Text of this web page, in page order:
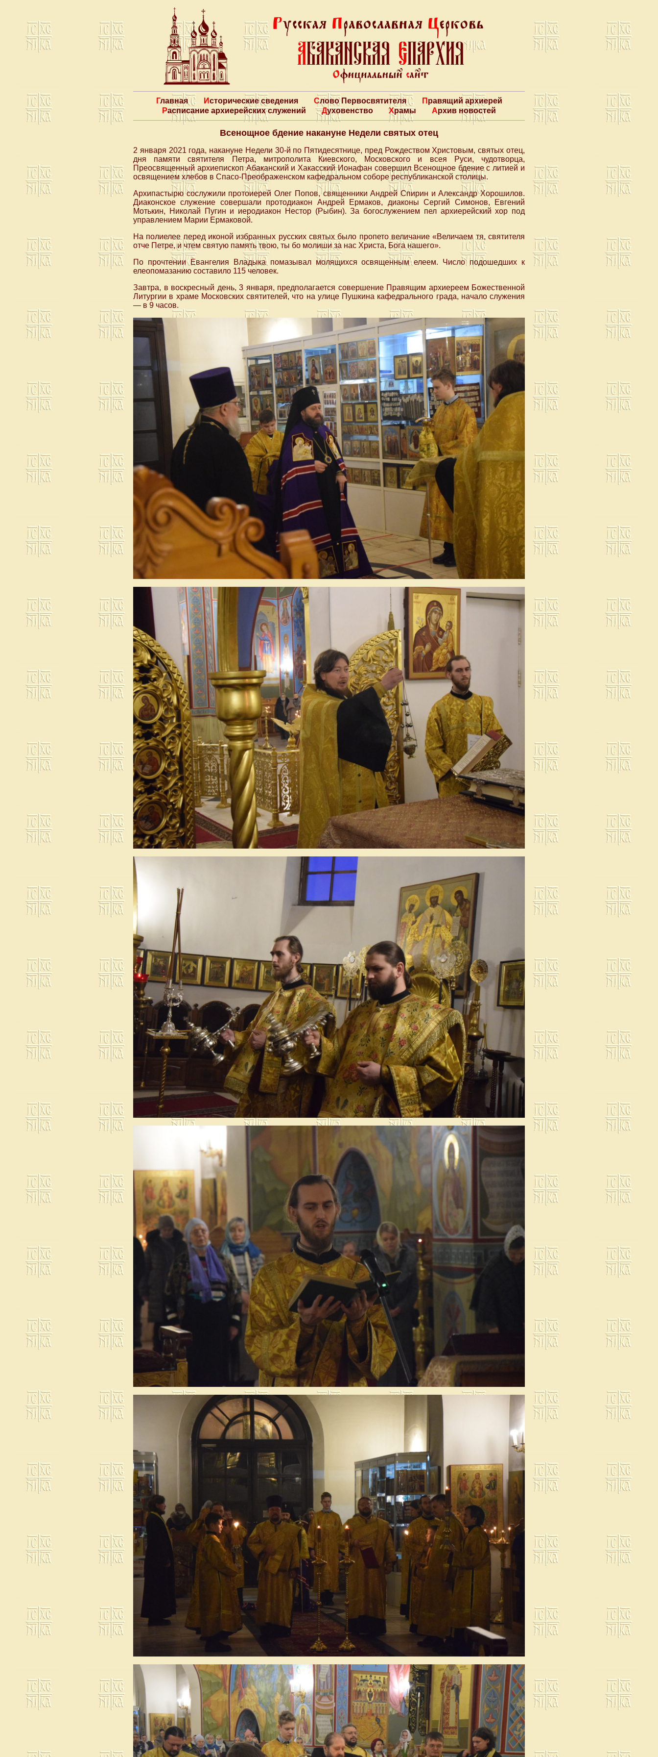
Главная Исторические сведения Слово Первосвятителя
Правящий архиерей
Расписание архиерейских служений
Духовенство Храмы Архив новостей
Всенощное бдение накануне Недели святых отец
2 января 2021 года, накануне Недели 30-й по Пятидесятнице, пред Рождеством Христовым, святых отец,
дня памяти святителя Петра, митрополита Киевского, Московского и всея Руси, чудотворца,
Преосвященный архиепископ Абаканский и Хакасский Ионафан совершил Всенощное бдение с литией и
освящением хлебов в Спасо-Преображенском кафедральном соборе республиканской столицы.
Архипастырю сослужили протоиерей Олег Попов, священники Андрей Спирин и Александр Хорошилов.
Диаконское служение совершали протодиакон Андрей Ермаков, диаконы Сергий Симонов, Евгений
Мотькин, Николай Пугин и иеродиакон Нестор (Рыбин). За богослужением пел архиерейский хор под
управлением Марии Ермаковой.
На полиелее перед иконой избранных русских святых было пропето величание «Величаем тя, святителя
отче Петре, и чтем святую память твою, ты бо молиши за нас Христа, Бога нашего».
По прочтении Евангелия Владыка помазывал молящихся освященным елеем. Число подошедших к
елеопомазанию составило 115 человек.
Завтра, в воскресный день, 3 января, предполагается совершение Правящим архиереем Божественной
Литургии в храме Московских святителей, что на улице Пушкина кафедрального града, начало служения
— в 9 часов.